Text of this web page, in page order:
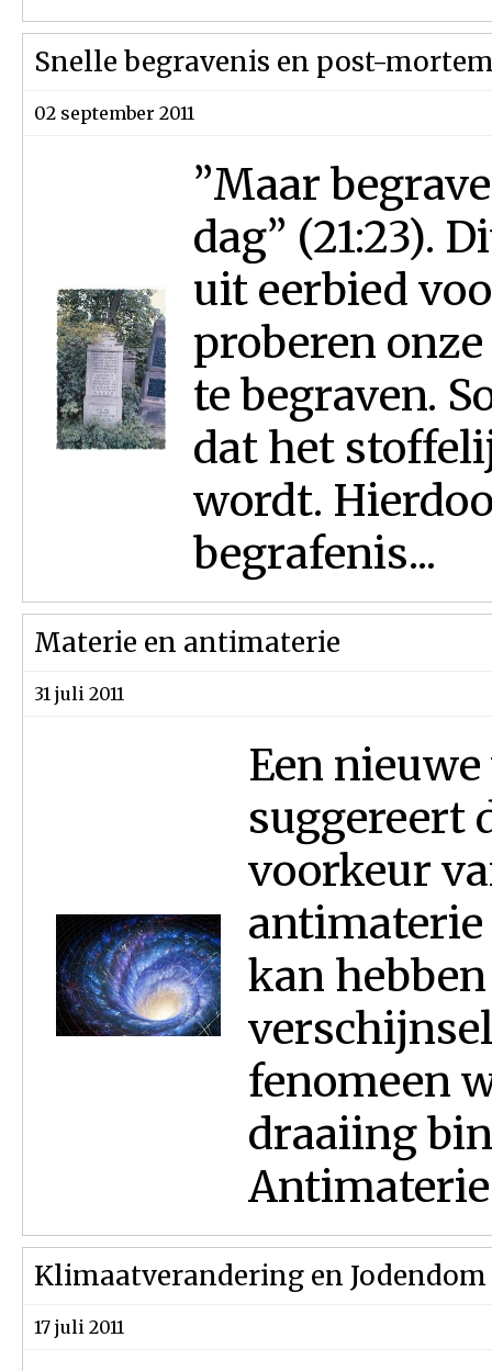
Snelle begravenis en post-
02 september 2011
”Maar
dag” (21:23).
uit eerbied
proberen
te begraven.
dat het
wordt.
begrafenis...
Materie en antimaterie
31 juli 2011
Een
suggereert
voorkeur
antimaterie
kan
fenomeen
draaiing
Antimaterie
Klimaatverandering en Jodendom
17 juli 2011